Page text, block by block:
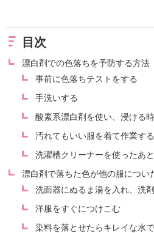
目次
漂白剤での色落ちを予防する方法
事前に色落ちテストをする
手洗いする
酸素系漂白剤を使い、浸ける
汚れてもいい服を着て作業する
洗濯槽クリーナーを使ったあ
漂白剤で落ちた色が他の服につい
洗面器にぬるま湯を入れ、洗
洋服をすぐにつけこむ
染料を落とせたらキレイな水